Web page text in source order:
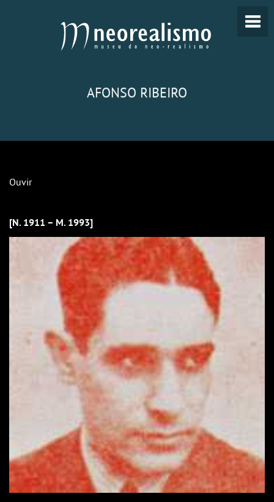
AFONSO RIBEIRO
Ouvir
[N. 1911 – M. 1993]